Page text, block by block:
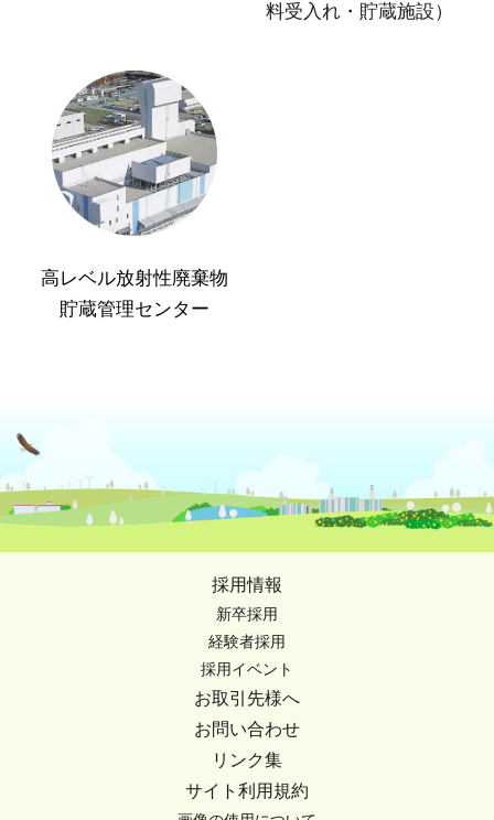
料受入れ・貯蔵施設）
高レベル放射性廃棄物
貯蔵管理センター
採用情報
新卒採用
経験者採用
採用イベント
お取引先様へ
お問い合わせ
リンク集
サイト利用規約